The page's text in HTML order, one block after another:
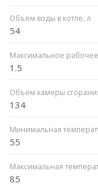
Объем воды в котле, л
54
Максимальное
1.5
Объем камеры
134
Минимальная
55
Максимальная
85